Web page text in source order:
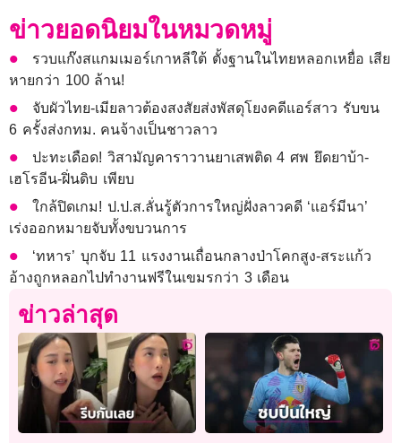
ข่าวยอดนิยมในหมวดหมู่
รวบแก๊งสแกมเมอร์เกาหลีใต้ ตั้งฐานในไทยหลอกเหยื่อ เสีย
หายกว่า 100 ล้าน!
จับผัวไทย-เมียลาวต้องสงสัยส่งพัสดุโยงคดีแอร์สาว รับขน
6 ครั้งส่งกทม. คนจ้างเป็นชาวลาว
ปะทะเดือด! วิสามัญคาราวานยาเสพติด 4 ศพ ยึดยาบ้า-
เฮโรอีน-ฝิ่นดิบ เพียบ
ใกล้ปิดเกม! ป.ป.ส.ลั่นรู้ตัวการใหญ่ฝั่งลาวคดี ‘แอร์มีนา’
เร่งออกหมายจับทั้งขบวนการ
‘ทหาร’ บุกจับ 11 แรงงานเถื่อนกลางป่าโคกสูง-สระแก้ว
อ้างถูกหลอกไปทำงานฟรีในเขมรกว่า 3 เดือน
ข่าวล่าสุด